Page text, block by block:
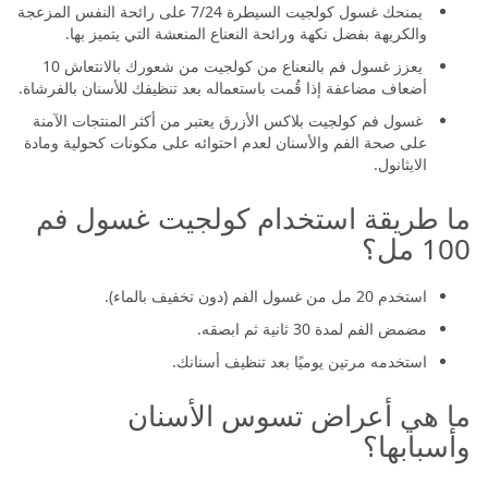
يمنحك غسول كولجيت السيطرة 7/24 على رائحة النفس المزعجة
والكريهة بفضل نكهة ورائحة النعناع المنعشة التي يتميز بها.
يعزز غسول فم بالنعناع من كولجيت من شعورك بالانتعاش 10
أضعاف مضاعفة إذا قُمت باستعماله بعد تنظيفك للأسنان بالفرشاة.
غسول فم كولجيت بلاكس الأزرق يعتبر من أكثر المنتجات الآمنة
على صحة الفم والأسنان لعدم احتوائه على مكونات كحولية ومادة
الايثانول.
ما طريقة استخدام كولجيت غسول فم
100 مل؟
استخدم 20 مل من غسول الفم (دون تخفيف بالماء).
مضمض الفم لمدة 30 ثانية ثم ابصقه.
استخدمه مرتين يوميًا بعد تنظيف أسنانك.
ما هي أعراض تسوس الأسنان
وأسبابها؟